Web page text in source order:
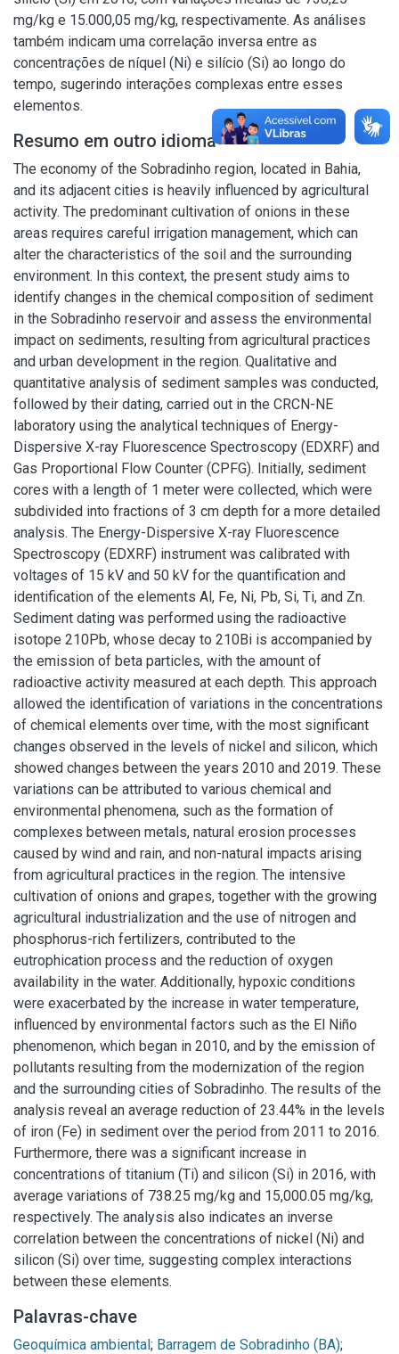
mg/kg e 15.000,05 mg/kg, respectivamente. As análises
também indicam uma correlação inversa entre as
concentrações de níquel (Ni) e silício (Si) ao longo do
tempo, sugerindo interações complexas entre esses
elementos.
Resumo em outro idioma
The economy of the Sobradinho region, located in Bahia,
and its adjacent cities is heavily influenced by agricultural
activity. The predominant cultivation of onions in these
areas requires careful irrigation management, which can
alter the characteristics of the soil and the surrounding
environment. In this context, the present study aims to
identify changes in the chemical composition of sediment
in the Sobradinho reservoir and assess the environmental
impact on sediments, resulting from agricultural practices
and urban development in the region. Qualitative and
quantitative analysis of sediment samples was conducted,
followed by their dating, carried out in the CRCN-NE
laboratory using the analytical techniques of Energy-
Dispersive X-ray Fluorescence Spectroscopy (EDXRF) and
Gas Proportional Flow Counter (CPFG). Initially, sediment
cores with a length of 1 meter were collected, which were
subdivided into fractions of 3 cm depth for a more detailed
analysis. The Energy-Dispersive X-ray Fluorescence
Spectroscopy (EDXRF) instrument was calibrated with
voltages of 15 kV and 50 kV for the quantification and
identification of the elements Al, Fe, Ni, Pb, Si, Ti, and Zn.
Sediment dating was performed using the radioactive
isotope 210Pb, whose decay to 210Bi is accompanied by
the emission of beta particles, with the amount of
radioactive activity measured at each depth. This approach
allowed the identification of variations in the concentrations
of chemical elements over time, with the most significant
changes observed in the levels of nickel and silicon, which
showed changes between the years 2010 and 2019. These
variations can be attributed to various chemical and
environmental phenomena, such as the formation of
complexes between metals, natural erosion processes
caused by wind and rain, and non-natural impacts arising
from agricultural practices in the region. The intensive
cultivation of onions and grapes, together with the growing
agricultural industrialization and the use of nitrogen and
phosphorus-rich fertilizers, contributed to the
eutrophication process and the reduction of oxygen
availability in the water. Additionally, hypoxic conditions
were exacerbated by the increase in water temperature,
influenced by environmental factors such as the El Niño
phenomenon, which began in 2010, and by the emission of
pollutants resulting from the modernization of the region
and the surrounding cities of Sobradinho. The results of the
analysis reveal an average reduction of 23.44% in the levels
of iron (Fe) in sediment over the period from 2011 to 2016.
Furthermore, there was a significant increase in
concentrations of titanium (Ti) and silicon (Si) in 2016, with
average variations of 738.25 mg/kg and 15,000.05 mg/kg,
respectively. The analysis also indicates an inverse
correlation between the concentrations of nickel (Ni) and
silicon (Si) over time, suggesting complex interactions
between these elements.
Palavras-chave
Geoquímica ambiental; Barragem de Sobradinho (BA);